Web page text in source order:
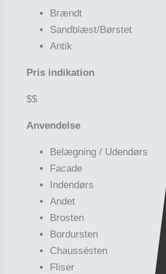
Brændt
Sandblæst/Børstet
Antik
Pris indikation
$$
Anvendelse
Belægning / Udendørs
Facade
Indendørs
Andet
Brosten
Bordursten
Chaussésten
Fliser